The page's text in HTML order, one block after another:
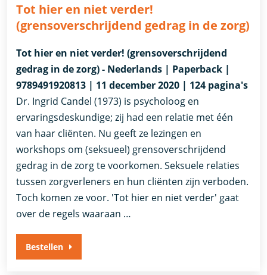
Tot hier en niet verder!
(grensoverschrijdend gedrag in de zorg)
Tot hier en niet verder! (grensoverschrijdend
gedrag in de zorg) - Nederlands | Paperback |
9789491920813 | 11 december 2020 | 124 pagina's
Dr. Ingrid Candel (1973) is psycholoog en
ervaringsdeskundige; zij had een relatie met één
van haar cliënten. Nu geeft ze lezingen en
workshops om (seksueel) grensoverschrijdend
gedrag in de zorg te voorkomen. Seksuele relaties
tussen zorgverleners en hun cliënten zijn verboden.
Toch komen ze voor. 'Tot hier en niet verder' gaat
over de regels waaraan …
Bestellen